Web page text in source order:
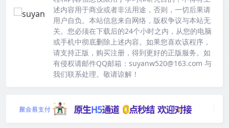
述内容用于商业或者非法用途，否则，一切后果请
用户自负。本站信息来自网络，版权争议与本站无
关。您必须在下载后的24个小时之内，从您的电脑
或手机中彻底删除上述内容。如果您喜欢该程序，
请支持正版，购买注册，得到更好的正版服务。如
有侵权请邮件QQ邮箱：suyanw520@163.com 与
我们联系处理。敬请谅解！